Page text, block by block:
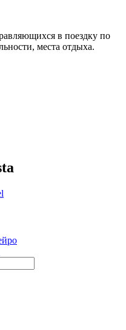
в поездку по
места отдыха.